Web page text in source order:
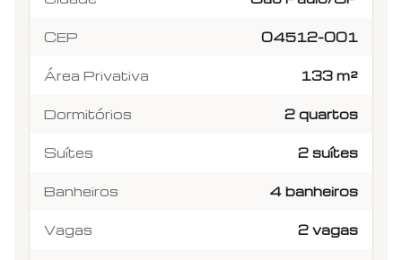
CEP 04512-001
Área Privativa 133 m²
Dormitórios 2 quartos
Suítes 2 suítes
Banheiros 4 banheiros
Vagas 2 vagas